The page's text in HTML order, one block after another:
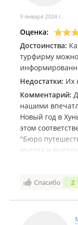
ПРОЦВЕТАНИЯ
назовёте, так
9 января 2024 г.
Оценка:
Достоинства:
турфирму
Недостатки: Их
Комментарий:
нашими
Новый год в
этом
"Бюро
въезда и
было быстро
конечно не
когда на
комфортно.
Спасибо 2